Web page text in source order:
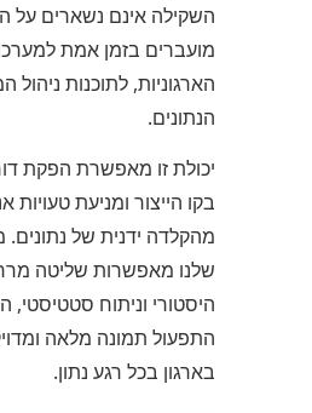
השקילה אינם נשארים על
הארגוניות, לתוכנות ניהול
הנתונים.
יכולת זו מאפשרת הפקת
בקו הייצור ומניעת טעויות
מהקלדה ידנית של
שלנו מאפשרות שליטה
היסטורי וניתוח סטטיסטי,
התפעול תמונה מלאה
בארגון בכל רגע נתון.